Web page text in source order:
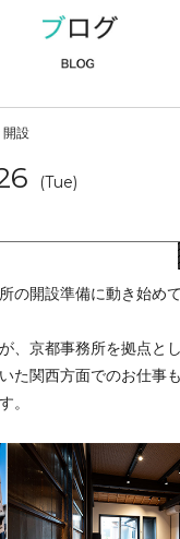
開設
(Tue)
の開設準備に動き始め
、京都事務所を拠点と
た関西方面でのお仕事
。